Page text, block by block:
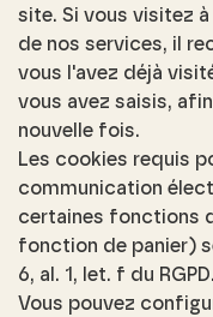
site. Si vous visitez
de nos services, il
vous l'avez déjà
vous avez saisis,
nouvelle fois.
Les cookies requis
communication
certaines fonctions
fonction de panier)
6, al. 1, let. f du RGPD.
Vous pouvez